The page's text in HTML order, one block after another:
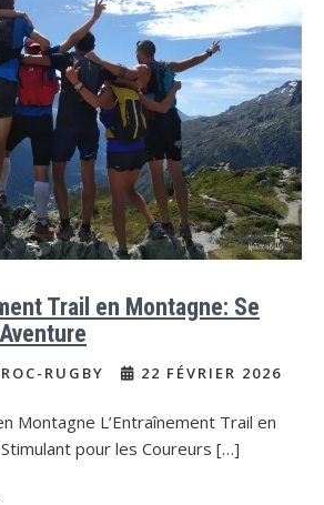
Trail en Montagne: Se
RUGBY 22 FÉVRIER 2026
Montagne L’Entraînement Trail en
pour les Coureurs […]